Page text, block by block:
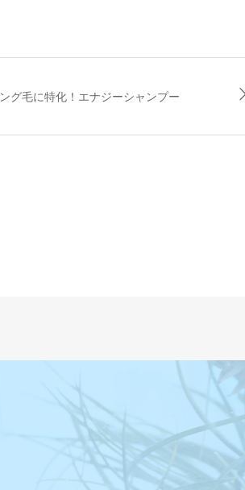
グ毛に特化！エナジーシャンプー